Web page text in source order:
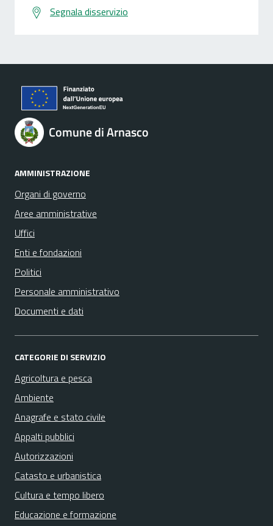
Segnala disservizio
Comune di Arnasco
AMMINISTRAZIONE
Organi di governo
Aree amministrative
Uffici
Enti e fondazioni
Politici
Personale amministrativo
Documenti e dati
CATEGORIE DI SERVIZIO
Agricoltura e pesca
Ambiente
Anagrafe e stato civile
Appalti pubblici
Autorizzazioni
Catasto e urbanistica
Cultura e tempo libero
Educazione e formazione